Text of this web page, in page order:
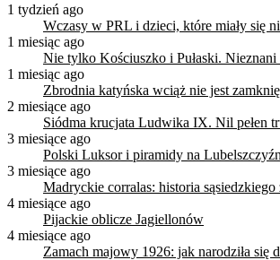
1 tydzień ago
Wczasy w PRL i dzieci, które miały się
1 miesiąc ago
Nie tylko Kościuszko i Pułaski.
1 miesiąc ago
Zbrodnia katyńska wciąż nie jest
2 miesiące ago
Siódma krucjata Ludwika IX. Nil pełen
3 miesiące ago
Polski Luksor i piramidy na
3 miesiące ago
Madryckie corralas: historia
4 miesiące ago
Pijackie oblicze Jagiellonów
4 miesiące ago
Zamach majowy 1926: jak narodziła się